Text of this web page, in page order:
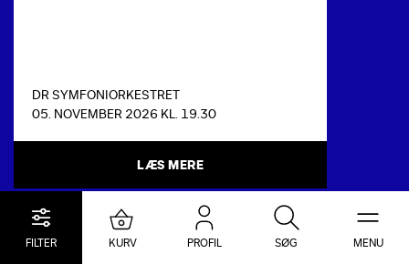
FILTER KURV PROFIL SØG MENU
DR SYMFONIORKESTRET
05. NOVEMBER 2026 KL. 19.30
LÆS MERE